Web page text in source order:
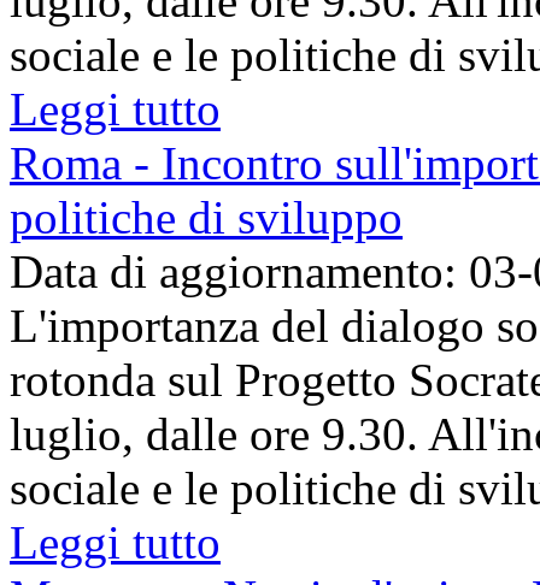
sociale e le politiche di
Leggi tutto
Roma - Incontro
politiche di sviluppo
Data di aggiornamento:
L'importanza del dialogo
rotonda sul Progetto
luglio, dalle ore 9.30.
sociale e le politiche di
Leggi tutto